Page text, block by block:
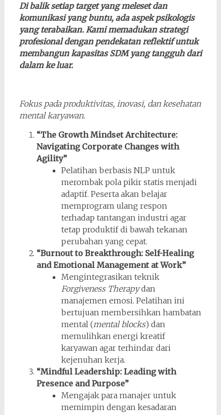
Di balik setiap target yang meleset dan
komunikasi yang buntu, ada aspek psikologis
yang terabaikan. Kami memadukan strategi
profesional dengan pendekatan reflektif untuk
membangun kapasitas SDM yang tangguh dari
dalam ke luar.
Fokus pada produktivitas, inovasi, dan kesehatan
mental karyawan.
“The Growth Mindset Architecture:
Navigating Corporate Changes with
Agility”
Pelatihan berbasis NLP untuk
merombak pola pikir statis menjadi
adaptif. Peserta akan belajar
memprogram ulang respon
terhadap tantangan industri agar
tetap produktif di bawah tekanan
perubahan yang cepat.
“Burnout to Breakthrough: Self-Healing
and Emotional Management at Work”
Mengintegrasikan teknik
Forgiveness Therapydan
manajemen emosi. Pelatihan ini
bertujuan membersihkan hambatan
mental (mental blocks) dan
memulihkan energi kreatif
karyawan agar terhindar dari
kejenuhan kerja.
“Mindful Leadership: Leading with
Presence and Purpose”
Mengajak para manajer untuk
memimpin dengan kesadaran